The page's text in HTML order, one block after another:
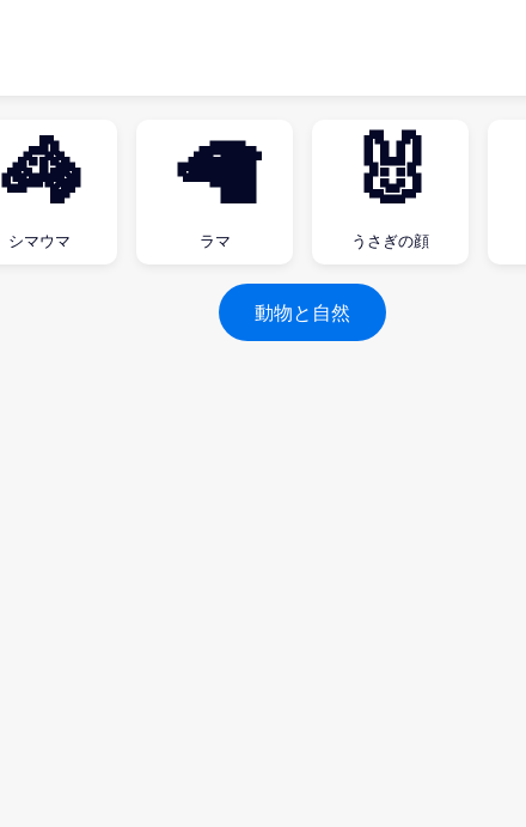
🦓
シマウマ
🦙
ラマ
🐰
うさぎの顔
動物と自然